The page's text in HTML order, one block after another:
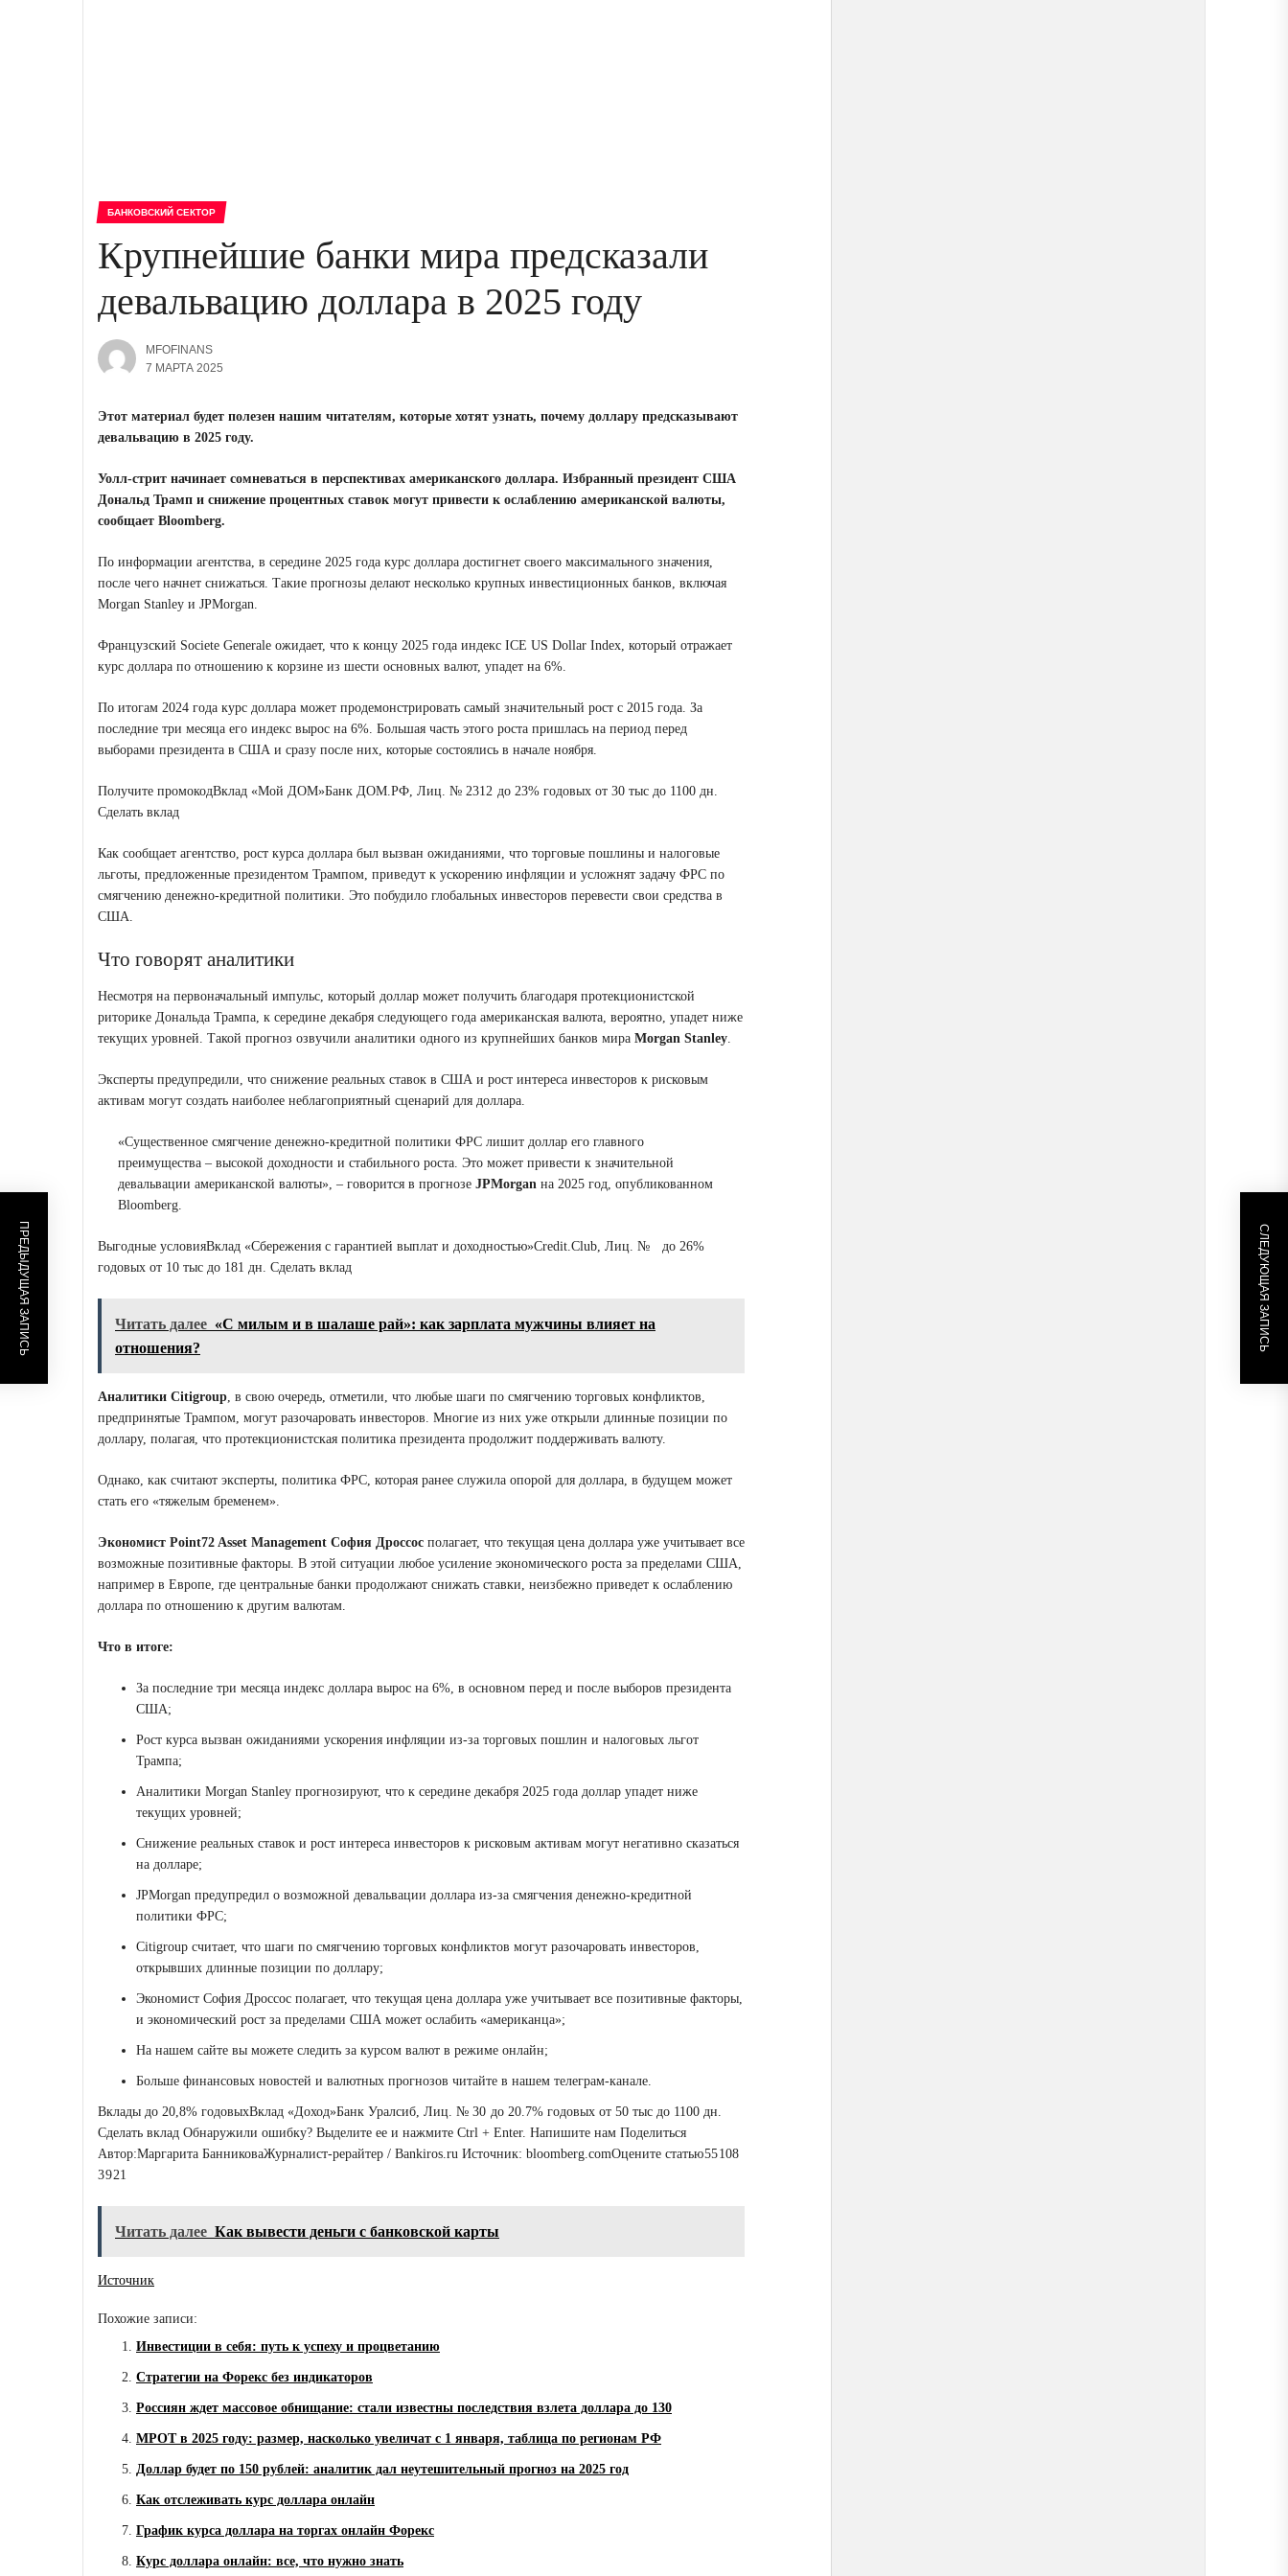
БАНКОВСКИЙ СЕКТОР
Крупнейшие банки мира предсказали
девальвацию доллара в 2025 году
MFOFINANS
7 МАРТА 2025
Этот материал будет полезен нашим читателям, которые хотят узнать, почему доллару предсказывают
девальвацию в 2025 году.
Уолл-стрит начинает сомневаться в перспективах американского доллара. Избранный президент США
Дональд Трамп и снижение процентных ставок могут привести к ослаблению американской валюты,
сообщает Bloomberg.
По информации агентства, в середине 2025 года курс доллара достигнет своего максимального значения,
после чего начнет снижаться. Такие прогнозы делают несколько крупных инвестиционных банков, включая
Morgan Stanley и JPMorgan.
Французский Societe Generale ожидает, что к концу 2025 года индекс ICE US Dollar Index, который отражает
курс доллара по отношению к корзине из шести основных валют, упадет на 6%.
По итогам 2024 года курс доллара может продемонстрировать самый значительный рост с 2015 года. За
последние три месяца его индекс вырос на 6%. Большая часть этого роста пришлась на период перед
выборами президента в США и сразу после них, которые состоялись в начале ноября.
Получите промокодВклад «Мой ДОМ»Банк ДОМ.РФ, Лиц. № 2312 до 23% годовых от 30 тыс до 1100 дн.
Сделать вклад
Как сообщает агентство, рост курса доллара был вызван ожиданиями, что торговые пошлины и налоговые
льготы, предложенные президентом Трампом, приведут к ускорению инфляции и усложнят задачу ФРС по
смягчению денежно-кредитной политики. Это побудило глобальных инвесторов перевести свои средства в
США.
Что говорят аналитики
Несмотря на первоначальный импульс, который доллар может получить благодаря протекционистской
риторике Дональда Трампа, к середине декабря следующего года американская валюта, вероятно, упадет ниже
текущих уровней. Такой прогноз озвучили аналитики одного из крупнейших банков мира Morgan Stanley.
Эксперты предупредили, что снижение реальных ставок в США и рост интереса инвесторов к рисковым
активам могут создать наиболее неблагоприятный сценарий для доллара.
«Существенное смягчение денежно-кредитной политики ФРС лишит доллар его главного
преимущества – высокой доходности и стабильного роста. Это может привести к значительной
девальвации американской валюты», – говорится в прогнозе JPMorgan на 2025 год, опубликованном
Bloomberg.
Выгодные условияВклад «Сбережения c гарантией выплат и доходностью»Credit.Club, Лиц. №
до 26%
годовых от 10 тыс до 181 дн. Сделать вклад
Читать далее «С милым и в шалаше рай»: как зарплата мужчины влияет на
отношения?
Аналитики Citigroup, в свою очередь, отметили, что любые шаги по смягчению торговых конфликтов,
предпринятые Трампом, могут разочаровать инвесторов. Многие из них уже открыли длинные позиции по
доллару, полагая, что протекционистская политика президента продолжит поддерживать валюту.
Однако, как считают эксперты, политика ФРС, которая ранее служила опорой для доллара, в будущем может
стать его «тяжелым бременем».
Экономист Point72 Asset Management София Дроссос полагает, что текущая цена доллара уже учитывает все
возможные позитивные факторы. В этой ситуации любое усиление экономического роста за пределами США,
например в Европе, где центральные банки продолжают снижать ставки, неизбежно приведет к ослаблению
доллара по отношению к другим валютам.
Что в итоге:
За последние три месяца индекс доллара вырос на 6%, в основном перед и после выборов президента
США;
Рост курса вызван ожиданиями ускорения инфляции из-за торговых пошлин и налоговых льгот
Трампа;
Аналитики Morgan Stanley прогнозируют, что к середине декабря 2025 года доллар упадет ниже
текущих уровней;
Снижение реальных ставок и рост интереса инвесторов к рисковым активам могут негативно сказаться
на долларе;
JPMorgan предупредил о возможной девальвации доллара из-за смягчения денежно-кредитной
политики ФРС;
Citigroup считает, что шаги по смягчению торговых конфликтов могут разочаровать инвесторов,
открывших длинные позиции по доллару;
Экономист София Дроссос полагает, что текущая цена доллара уже учитывает все позитивные факторы,
и экономический рост за пределами США может ослабить «американца»;
На нашем сайте вы можете следить за курсом валют в режиме онлайн;
Больше финансовых новостей и валютных прогнозов читайте в нашем телеграм-канале.
Вклады до 20,8% годовыхВклад «Доход»Банк Уралсиб, Лиц. № 30 до 20.7% годовых от 50 тыс до 1100 дн.
Сделать вклад Обнаружили ошибку? Выделите ее и нажмите Ctrl + Enter. Напишите нам Поделиться
Автор:Маргарита БанниковаЖурналист-рерайтер / Bankiros.ru Источник: bloomberg.comОцените статью55108
3921
Читать далее Как вывести деньги с банковской карты
Источник
Похожие записи:
Инвестиции в себя: путь к успеху и процветанию
Стратегии на Форекс без индикаторов
Россиян ждет массовое обнищание: стали известны последствия взлета доллара до 130
МРОТ в 2025 году: размер, насколько увеличат с 1 января, таблица по регионам РФ
Доллар будет по 150 рублей: аналитик дал неутешительный прогноз на 2025 год
Как отслеживать курс доллара онлайн
График курса доллара на торгах онлайн Форекс
Курс доллара онлайн: все, что нужно знать
ПРЕДЫДУЩАЯ ЗАПИСЬ СЛЕДУЮЩАЯ ЗАПИСЬ